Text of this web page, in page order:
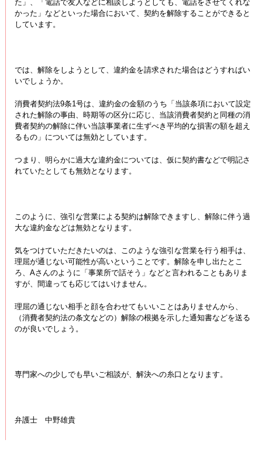
た」、「電話で友人などに相談しようとしても、電話をさせてくれな
かった」などといった場合において、契約を解除することができると
しています。
では、解除をしようとして、違約金を請求された場合はどうすればい
いでしょうか。
消費者契約法9条1号は、違約金の金額のうち「当該条項において設定
された解除の事由、時期等の区分に応じ、当該消費者契約と同種の消
費者契約の解除に伴い当該事業者に生ずべき平均的な損害の額を超え
るもの」については無効としています。
つまり、明らかに過大な違約金については、仮に契約書などで明記さ
れていたとしても無効となります。
このように、強引な営業による契約は解除できますし、解除に伴う過
大な違約金などは無効となります。
気をつけていただきたいのは、このような強引な営業を行う相手は、
理屈が通じない可能性が高いということです。解除を申し出たとこ
ろ、Aさんのように「事業所で話そう」などと言われることもありま
すが、間違っても応じてはいけません。
理屈の通じない相手と顔を合わせてもいいことはありませんから、
（消費者契約法の条文などの）解除の根拠を示した通知書などを送る
のが良いでしょう。
専門家への少しでも早いご相談が、解決への糸口となります。
弁護士 中野雄貴